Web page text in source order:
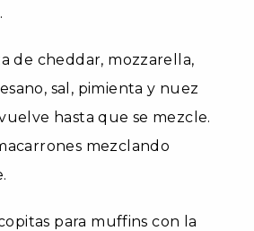
de cheddar, mozzarella,
sal, pimienta y nuez
hasta que se mezcle.
mezclando
para muffins con la